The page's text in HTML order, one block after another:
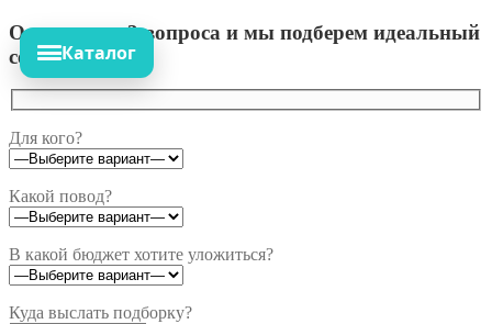
Ответьте на 3 вопроса и мы подберем идеальный
сет!
Для кого?
Какой повод?
В какой бюджет хотите уложиться?
Куда выслать подборку?
Каталог